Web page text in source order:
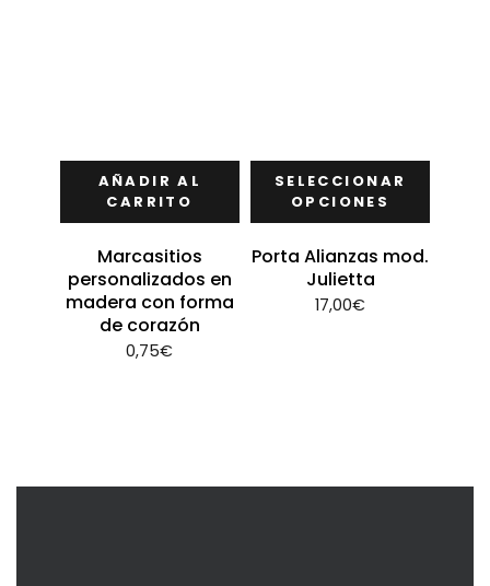
AÑADIR AL
CARRITO
Marcasitios
personalizados en
madera con forma
de corazón
0,75€
SELECCIONAR
OPCIONES
Porta Alianzas mod.
Julietta
17,00€